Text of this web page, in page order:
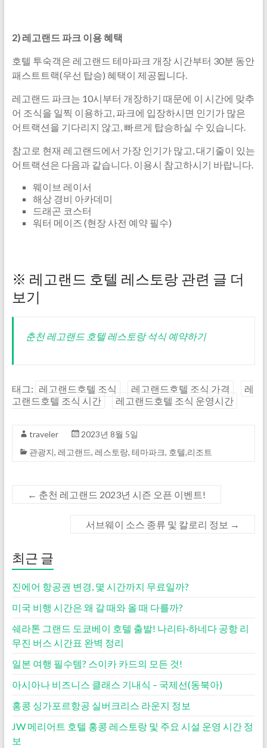
2) 레고랜드 파크 이용 혜택
호텔 투숙객은 레고랜드 테마파크 개장 시간부터 30분 동안
패스트트랙(우선 탑승) 혜택이 제공됩니다.
레고랜드 파크는 10시부터 개장하기 때문에 이 시간에 맞추
어 조식을 일찍 이용하고, 파크에 입장하시면 인기가 많은
어트랙션을 기다리지 않고, 빠르게 탑승하실 수 있습니다.
참고로 현재 레고랜드에서 가장 인기가 많고, 대기줄이 있는
어트랙션은 다음과 같습니다. 이용시 참고하시기 바랍니다.
웨이브 레이서
해상 경비 아카데미
드래곤 코스터
워터 메이즈 (현장 사전 예약 필수)
※ 레고랜드 호텔 레스토랑 관련 글 더
보기
춘천 레고랜드 호텔 레스토랑 석식 예약하기
태그: 레고랜드호텔 조식 레고랜드호텔 조식 가격
레
고랜드호텔 조식 시간
레고랜드호텔 조식 운영시간
traveler
2023년 8월 5일
관광지, 레고랜드, 레스토랑, 테마파크, 호텔,리조트
← 춘천 레고랜드 2023년 시즌 오픈 이벤트!
서브웨이 소스 종류 및 칼로리 정보 →
최근 글
진에어 항공권 변경, 몇 시간까지 무료일까?
미국 비행 시간은 왜 갈 때와 올 때 다를까?
쉐라톤 그랜드 도쿄베이 호텔 출발! 나리타·하네다 공항 리
무진 버스 시간표 완벽 정리
일본 여행 필수템? 스이카 카드의 모든 것!
아시아나 비즈니스 클래스 기내식 – 국제선(동북아)
홍콩 싱가포르항공 실버크리스 라운지 정보
JW 메리어트 호텔 홍콩 레스토랑 및 주요 시설 운영 시간 정
보